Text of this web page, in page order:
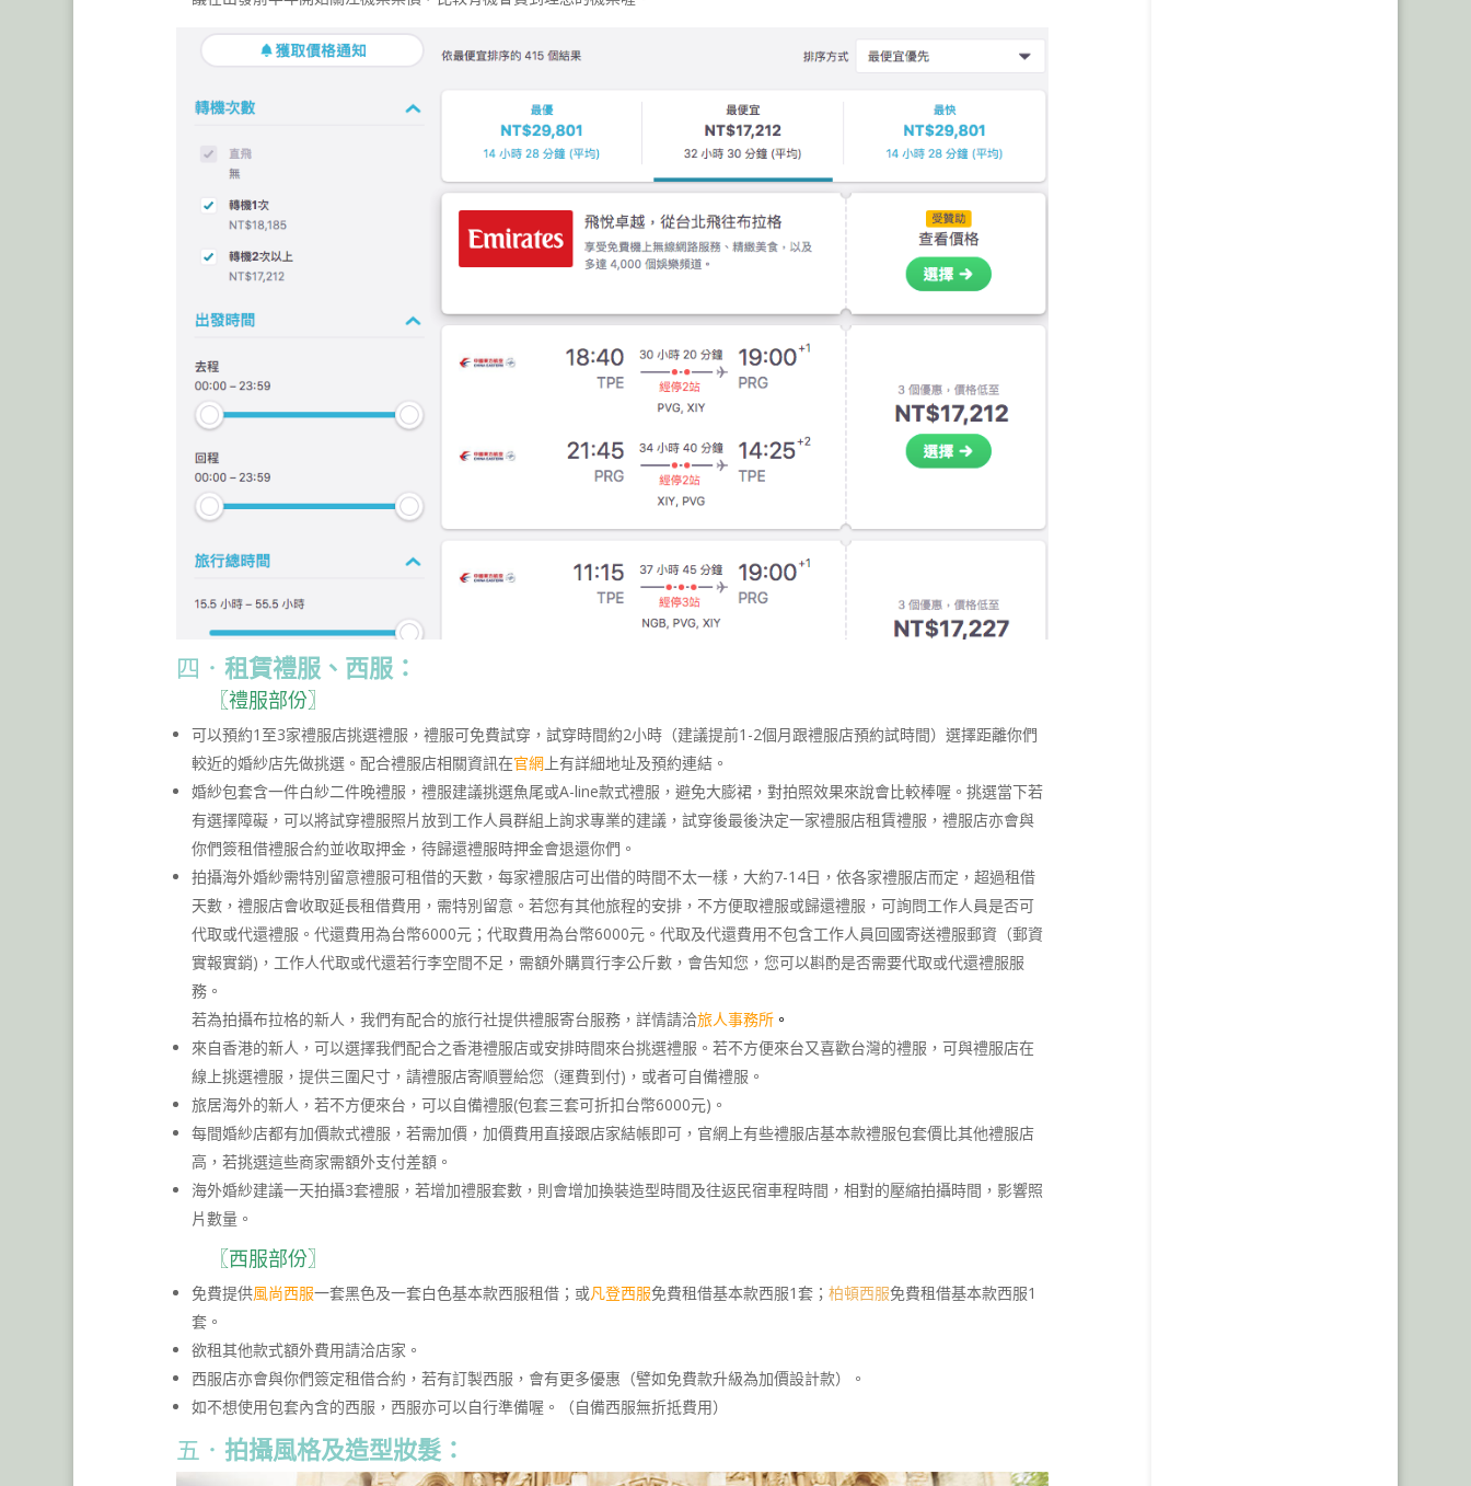
四． 租賃禮服、西服：
〖禮服部份〗
可以預約1至3家禮服店挑選禮服，禮服可免費試穿，試穿時間約2小時（建議提前1-2個月跟禮服店預約試時間）選擇距離你們
較近的婚紗店先做挑選。配合禮服店相關資訊在官網上有詳細地址及預約連結。
婚紗包套含一件白紗二件晚禮服，禮服建議挑選魚尾或A-line款式禮服，避免大膨裙，對拍照效果來說會比較棒喔。挑選當下若
有選擇障礙，可以將試穿禮服照片放到工作人員群組上詢求專業的建議，試穿後最後決定一家禮服店租賃禮服，禮服店亦會與
你們簽租借禮服合約並收取押金，待歸還禮服時押金會退還你們。
拍攝海外婚紗需特別留意禮服可租借的天數，每家禮服店可出借的時間不太一樣，大約7-14日，依各家禮服店而定，超過租借
天數，禮服店會收取延長租借費用，需特別留意。若您有其他旅程的安排，不方便取禮服或歸還禮服，可詢問工作人員是否可
代取或代還禮服。代還費用為台幣6000元；代取費用為台幣6000元。代取及代還費用不包含工作人員回國寄送禮服郵資（郵資
實報實銷)，工作人代取或代還若行李空間不足，需額外購買行李公斤數，會告知您，您可以斟酌是否需要代取或代還禮服服
務。
若為拍攝布拉格的新人，我們有配合的旅行社提供禮服寄台服務，詳情請洽旅人事務所。
來自香港的新人，可以選擇我們配合之香港禮服店或安排時間來台挑選禮服。若不方便來台又喜歡台灣的禮服，可與禮服店在
線上挑選禮服，提供三圍尺寸，請禮服店寄順豐給您（運費到付)，或者可自備禮服。
旅居海外的新人，若不方便來台，可以自備禮服(包套三套可折扣台幣6000元)。
每間婚紗店都有加價款式禮服，若需加價，加價費用直接跟店家結帳即可，官網上有些禮服店基本款禮服包套價比其他禮服店
高，若挑選這些商家需額外支付差額。
海外婚紗建議一天拍攝3套禮服，若增加禮服套數，則會增加換裝造型時間及往返民宿車程時間，相對的壓縮拍攝時間，影響照
片數量。
〖西服部份〗
免費提供風尚西服一套黑色及一套白色基本款西服租借；或凡登西服免費租借基本款西服1套； 柏頓西服免費租借基本款西服1
套。
欲租其他款式額外費用請洽店家。
西服店亦會與你們簽定租借合約，若有訂製西服，會有更多優惠（譬如免費款升級為加價設計款）。
如不想使用包套內含的西服，西服亦可以自行準備喔。（自備西服無折抵費用）
五． 拍攝風格及造型妝髮：